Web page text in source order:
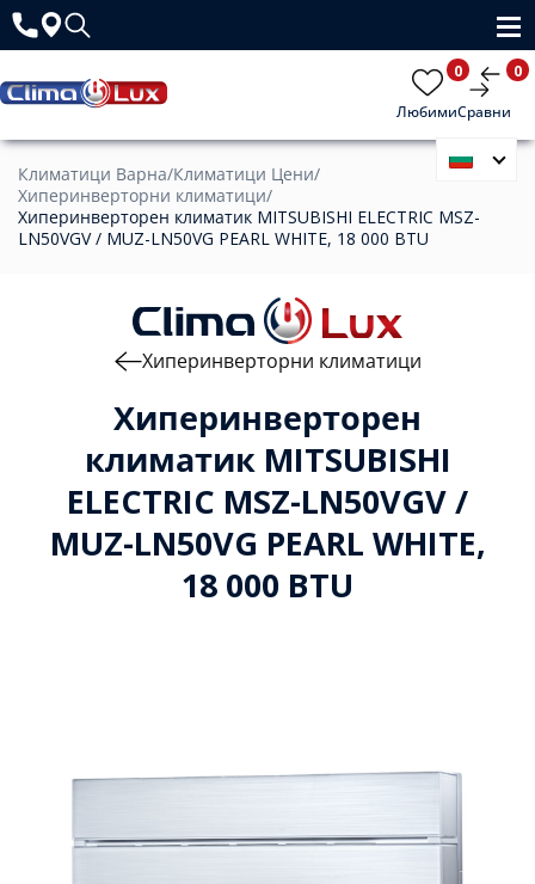
Любими
0
Сравни
0
Климатици Варна/Климатици Цени/
Хиперинверторни климатици/
Хиперинверторен климатик MITSUBISHI ELECTRIC MSZ-
LN50VGV / MUZ-LN50VG PEARL WHITE, 18 000 BTU
Хиперинверторен
климатик MITSUBISHI
ELECTRIC MSZ-LN50VGV /
MUZ-LN50VG PEARL WHITE,
18 000 BTU
Хиперинверторни климатици